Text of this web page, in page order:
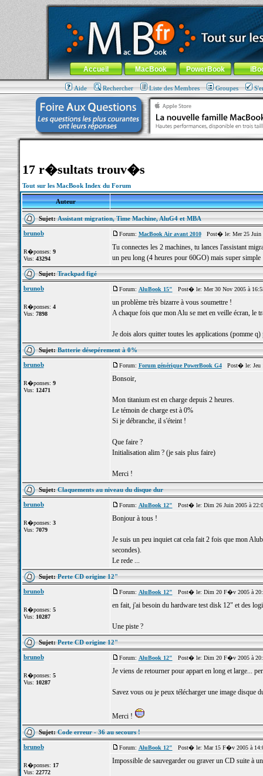
MacBook-fr.com : 100% Apple... 100% nomade !
Aller au contenu-Aller au menu général-Aller au menu de
Menu général
Accueil MacBook PowerBook
Aide Rechercher Liste des Membres Groupes
17 r�sultats trouv�s
Tout sur les MacBook Index du Forum
Auteur
Sujet:Assistant migration, Time Machine, AluG4 et MBA
brunob
R�ponses: 9
Vus: 43294
Forum: MacBook Air avant 2010Post� le: Mer 25 Juin
Tu connectes les 2 machines, tu lances l'assistant
un peu long (4 heures pour 60GO) mais super simple
Sujet:Trackpad figé
brunob
R�ponses: 4
Vus: 7898
Forum: AluBook 15" Post� le: Mer 30 Nov 2005 à
un problème très bizarre à vous soumettre !
A chaque fois que mon Alu se met en veille écran, le
Je dois alors quitter toutes les applications (pomme
Sujet:Batterie désepérement à 0%
brunob
R�ponses: 9
Vus: 12471
Forum: Forum générique PowerBook G4Post� le: Jeu
Bonsoir,
Mon titanium est en charge depuis 2 heures.
Le témoin de charge est à 0%
Si je débranche, il s'éteint !
Que faire ?
Initialisation alim ? (je sais plus faire)
Merci !
Sujet:Claquements au niveau du disque dur
brunob
R�ponses: 3
Vus: 7079
Forum: AluBook 12" Post� le: Dim 26 Juin 2005 à
Bonjour à tous !
Je suis un peu inquiet cat cela fait 2 fois que mon
secondes).
Le rede ...
Sujet:Perte CD origine 12"
brunob
R�ponses: 5
Vus: 10287
Forum: AluBook 12" Post� le: Dim 20 F�v 2005 à
en fait, j'ai besoin du hardware test disk 12" et des
Une piste ?
Sujet:Perte CD origine 12"
brunob
R�ponses: 5
Vus: 10287
Forum: AluBook 12" Post� le: Dim 20 F�v 2005 à
Je viens de retourner pour appart en long et large...
Savez vous ou je peux télécharger une image disque
Merci !
Sujet:Code erreur - 36 au secours !
brunob
R�ponses: 17
Vus: 22772
Forum: AluBook 12" Post� le: Mar 15 F�v 2005 à
Impossible de sauvegarder ou graver un CD suite à